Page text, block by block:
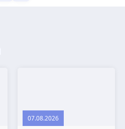
07.08.2026